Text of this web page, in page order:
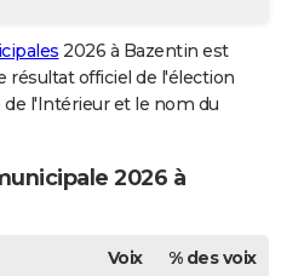
2026 à Bazentin est
résultat officiel de l'élection
l'Intérieur et le nom du
2026 à
Voix % des voix